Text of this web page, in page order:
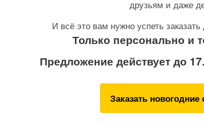
друзьям и даже
И всё это вам нужно успеть
Только персонально и
Предложение действует до
Заказать